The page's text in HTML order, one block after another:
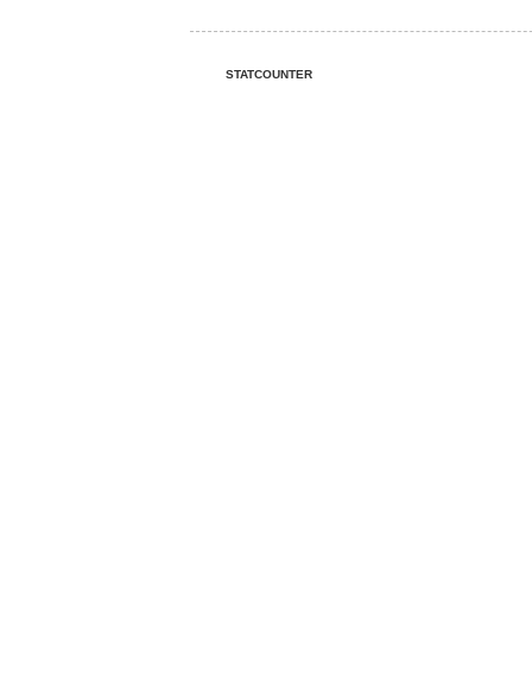
STATCOUNTER